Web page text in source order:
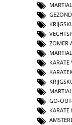
ZOMER
KARATE
GO-